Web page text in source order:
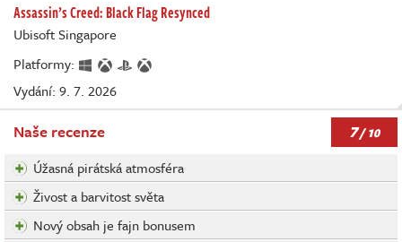
Assassin’s Creed: Black Flag Resynced
Ubisoft Singapore
Platformy:
Vydání: 9. 7. 2026
Naše recenze 7/ 10
Úžasná pirátská atmosféra
Živost a barvitost světa
Nový obsah je fajn bonusem